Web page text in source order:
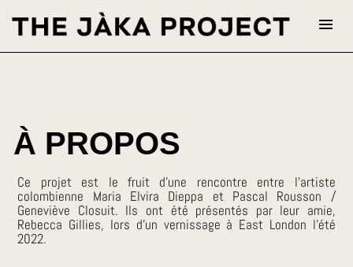
À PROPOS
Ce projet est le fruit d’une rencontre entre l’artiste
colombienne Maria Elvira Dieppa et Pascal Rousson /
Geneviève Closuit. Ils ont été présentés par leur amie,
Rebecca Gillies, lors d’un vernissage à East London l’été
2022.